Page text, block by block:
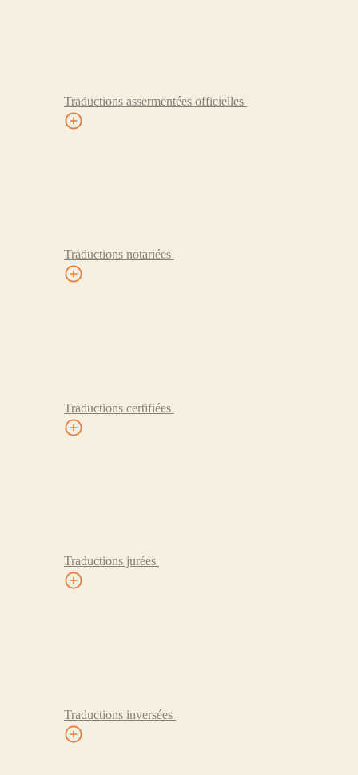
Traductions assermentées officielles
Traductions notariées
Traductions certifiées
Traductions jurées
Traductions inversées